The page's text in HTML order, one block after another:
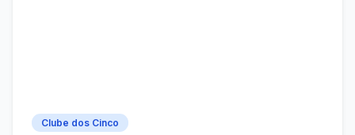
Clube dos Cinco